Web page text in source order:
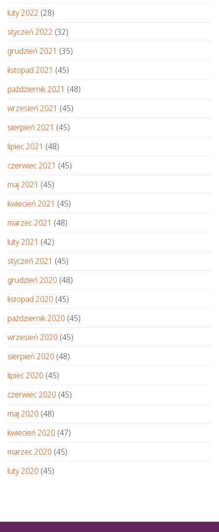
luty 2022 (28)
styczeń 2022 (32)
grudzień 2021 (35)
listopad 2021 (45)
październik 2021 (48)
wrzesień 2021 (45)
sierpień 2021 (45)
lipiec 2021 (48)
czerwiec 2021 (45)
maj 2021 (45)
kwiecień 2021 (45)
marzec 2021 (48)
luty 2021 (42)
styczeń 2021 (45)
grudzień 2020 (48)
listopad 2020 (45)
październik 2020 (45)
wrzesień 2020 (45)
sierpień 2020 (48)
lipiec 2020 (45)
czerwiec 2020 (45)
maj 2020 (48)
kwiecień 2020 (47)
marzec 2020 (45)
luty 2020 (45)